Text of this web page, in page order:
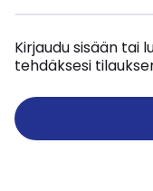
Kirjaudu sisään tai
tehdäksesi